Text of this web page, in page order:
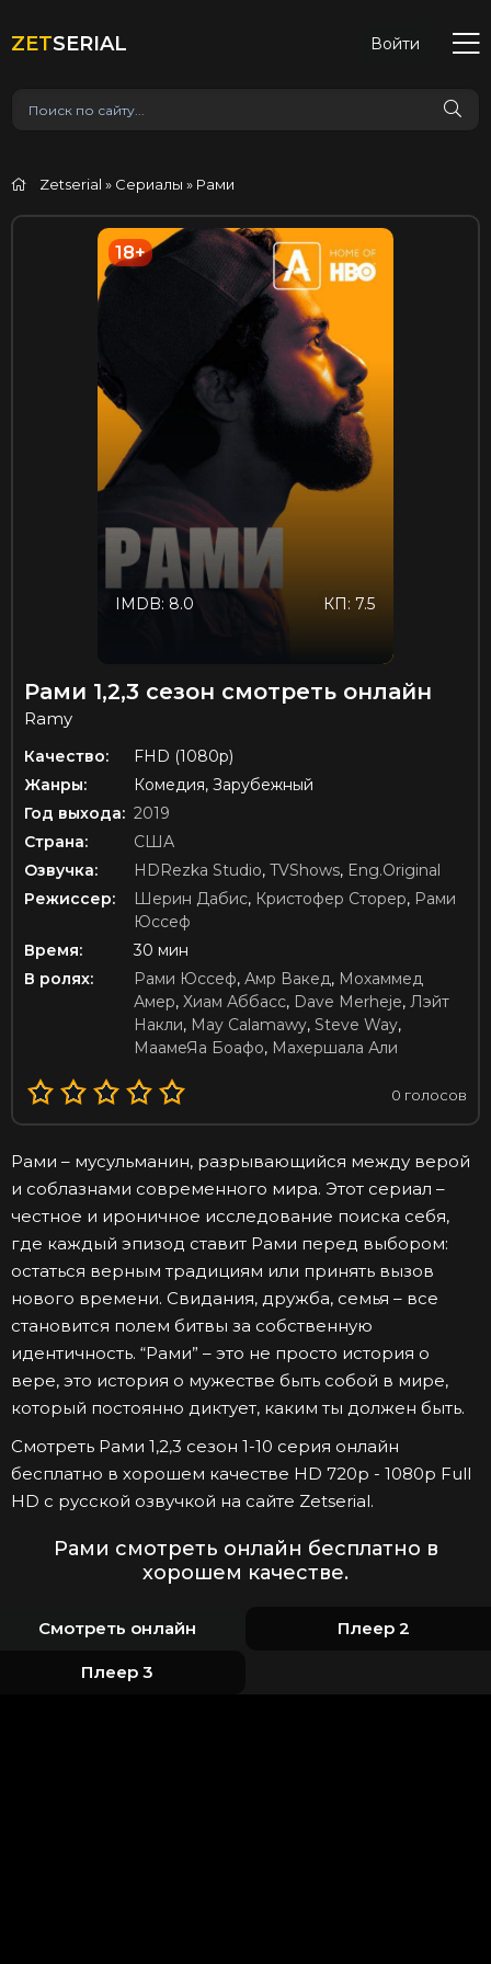
ZETSERIAL Войти
Zetserial » Сериалы » Рами
18+
КП: 7.5
IMDB: 8.0
Рами 1,2,3 сезон смотреть онлайн
Ramy
Качество:
FHD (1080p)
Жанры:
Комедия, Зарубежный
Год выхода: 2019
Страна:
США
Озвучка:
HDRezka Studio, TVShows, Eng.Original
Режиссер:
Шерин Дабис, Кристофер Сторер, Рами
Юссеф
Время:
30 мин
В ролях:
Рами Юссеф, Амр Вакед, Мохаммед
Амер, Хиам Аббасс, Dave Merheje, Лэйт
Накли, May Calamawy, Steve Way,
МаамеЯа Боафо, Махершала Али
0 голосов
Рами – мусульманин, разрывающийся между верой
и соблазнами современного мира. Этот сериал –
честное и ироничное исследование поиска себя,
где каждый эпизод ставит Рами перед выбором:
остаться верным традициям или принять вызов
нового времени. Свидания, дружба, семья – все
становится полем битвы за собственную
идентичность. “Рами” – это не просто история о
вере, это история о мужестве быть собой в мире,
который постоянно диктует, каким ты должен быть.
Смотреть Рами 1,2,3 сезон 1-10 серия онлайн
бесплатно в хорошем качестве HD 720p - 1080p Full
HD с русской озвучкой на сайте Zetserial.
Рами смотреть онлайн бесплатно в
хорошем качестве.
Смотреть онлайн Плеер 2
Плеер 3